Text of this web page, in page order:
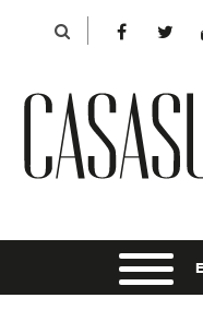
*Para finalizar sua compra
*Senha:
entrar usando o facebook